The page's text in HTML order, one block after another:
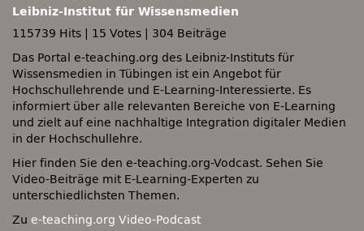
Leibniz-Institut für Wissensmedien
115739 Hits
15 Votes
304 Beiträge
Das Portal e-teaching.org des Leibniz-Instituts für
Wissensmedien in Tübingen ist ein Angebot für
Hochschullehrende und E-Learning-Interessierte. Es
informiert über alle relevanten Bereiche von E-Learning
und zielt auf eine nachhaltige Integration digitaler Medien
in der Hochschullehre.
Hier finden Sie den e-teaching.org-Vodcast. Sehen Sie
Video-Beiträge mit E-Learning-Experten zu
unterschiedlichsten Themen.
Zu e-teaching.org Video-Podcast